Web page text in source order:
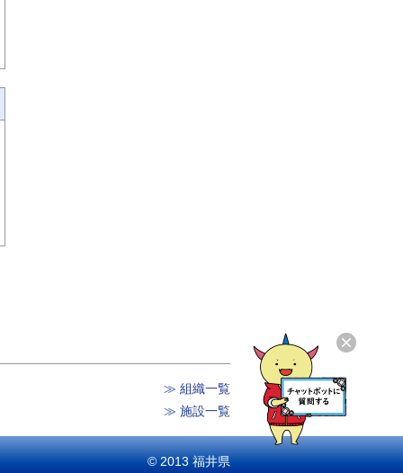
≫ 組織一覧
≫ 施設一覧
© 2013 福井県